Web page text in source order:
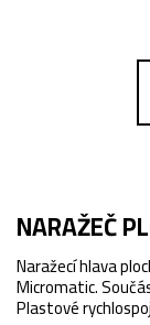
NARAŽEČ
Naražecí hlava
Micromatic.
Plastové